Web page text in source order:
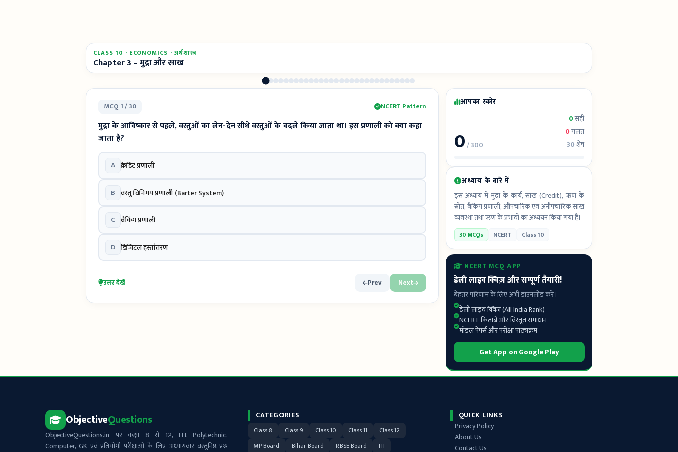
CLASS 10 · ECONOMICS · अर्थशास्त्र
Chapter 3 – मुद्रा और साख
MCQ 1 / 30 NCERT Pattern
मुद्रा के आविष्कार से पहले, वस्तुओं का लेन-देन सीधे वस्तुओं के बदले किया जाता था। इस प्रणाली को क्या कहा
जाता है?
A क्रेडिट प्रणाली
B वस्तु विनिमय प्रणाली (Barter System)
C बैंकिंग प्रणाली
D डिजिटल हस्तांतरण
उत्तर देखें Prev Next
आपका स्कोर
0/ 300
0सही
0गलत
30शेष
अध्याय के बारे में
इस अध्याय में मुद्रा के कार्य, साख (Credit), ऋण के
स्रोत, बैंकिंग प्रणाली, औपचारिक एवं अनौपचारिक साख
व्यवस्था तथा ऋण के प्रभावों का अध्ययन किया गया है।
30 MCQs NCERT Class 10
NCERT MCQ APP
डेली लाइव क्विज़ और सम्पूर्ण तैयारी!
बेहतर परिणाम के लिए अभी डाउनलोड करें।
डेली लाइव क्विज़ (All India Rank)
NCERT किताबें और विस्तृत समाधान
मॉडल पेपर्स और परीक्षा पाठ्यक्रम
Get App on Google Play
ObjectiveQuestions
ObjectiveQuestions.in पर कक्षा 8 से 12, ITI, Polytechnic,
Computer, GK एवं प्रतियोगी परीक्षाओं के लिए अध्यायवार वस्तुनिष्ठ प्रश्न
CATEGORIES
Class 8 Class 9 Class 10 Class 11
Class 12
MP Board
Bihar Board RBSE Board ITI
QUICK LINKS
Privacy Policy
About Us
Contact Us